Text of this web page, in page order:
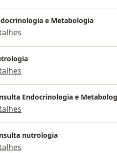
e Metabologia
Endocrinologia e
nutrologia